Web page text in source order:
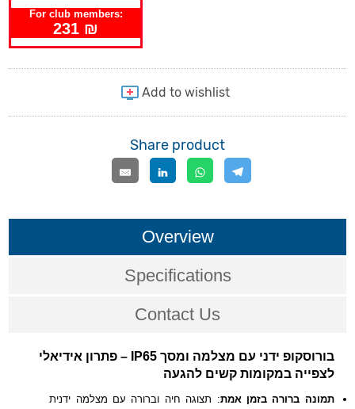
For club members:
231 ₪
Share product
Overview
Specifications
Contact Us
בורוסקופ ידני עם מצלמה ומסך IP65 – פתרון אידיאלי
לצפייה במקומות קשים להגעה
תמונה ברורה בזמן אמת: תצוגה חיה וברורה עם מצלמה ידנית